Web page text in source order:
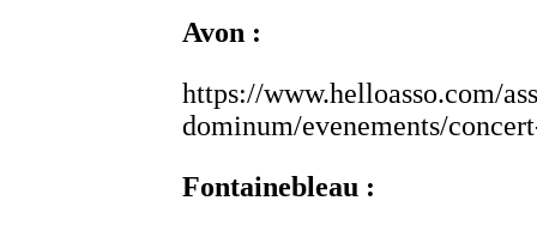
Avon :
https://www.helloasso.com/
dominum/evenements/
Fontainebleau :